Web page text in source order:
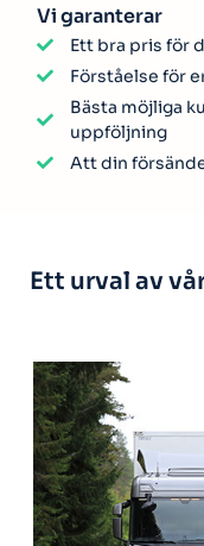
Vi garanterar
Ett bra pris för
Förståelse för
Bästa möjliga
uppföljning
Att din
Ett urval av